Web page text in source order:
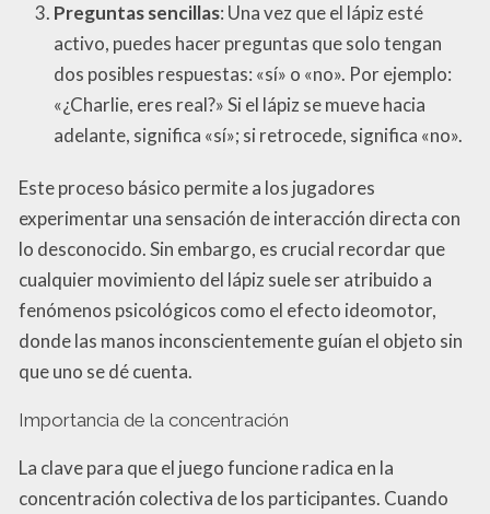
Preguntas sencillas: Una vez que el lápiz esté
activo, puedes hacer preguntas que solo tengan
dos posibles respuestas: «sí» o «no». Por ejemplo:
«¿Charlie, eres real?» Si el lápiz se mueve hacia
adelante, significa «sí»; si retrocede, significa «no».
Este proceso básico permite a los jugadores
experimentar una sensación de interacción directa con
lo desconocido. Sin embargo, es crucial recordar que
cualquier movimiento del lápiz suele ser atribuido a
fenómenos psicológicos como el efecto ideomotor,
donde las manos inconscientemente guían el objeto sin
que uno se dé cuenta.
Importancia de la concentración
La clave para que el juego funcione radica en la
concentración colectiva de los participantes. Cuando